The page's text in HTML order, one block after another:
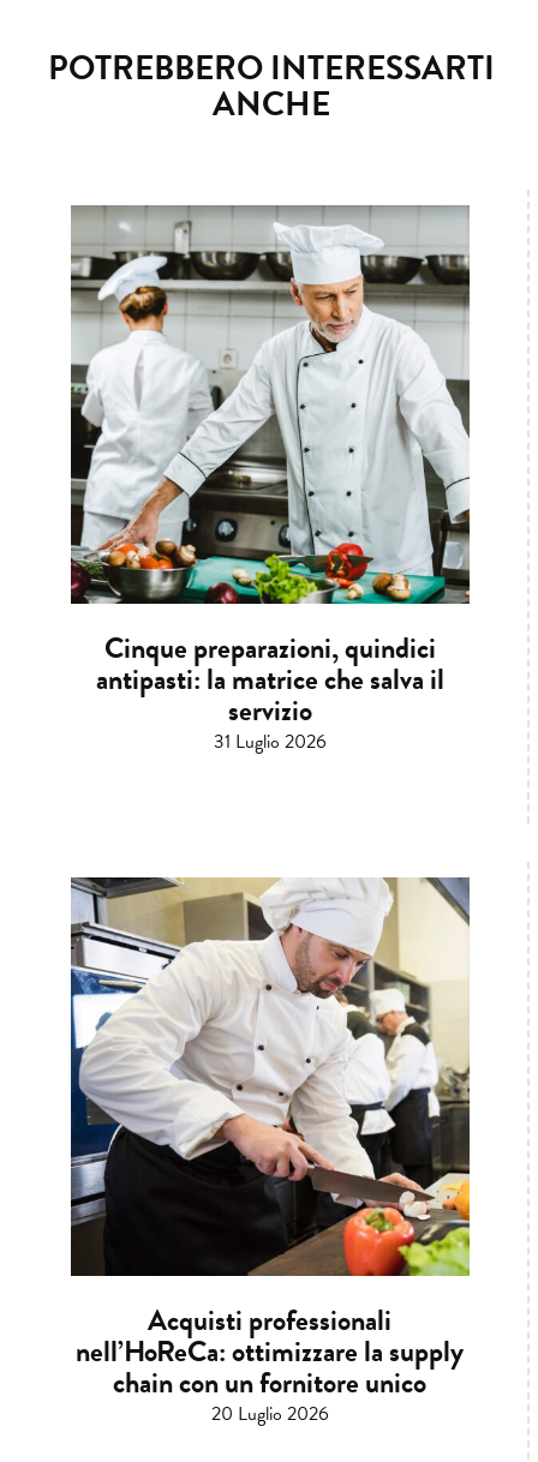
POTREBBERO INTERESSARTI
ANCHE
Cinque preparazioni, quindici
antipasti: la matrice che salva il
servizio
31 Luglio 2026
Acquisti professionali
nell’HoReCa: ottimizzare la supply
chain con un fornitore unico
20 Luglio 2026